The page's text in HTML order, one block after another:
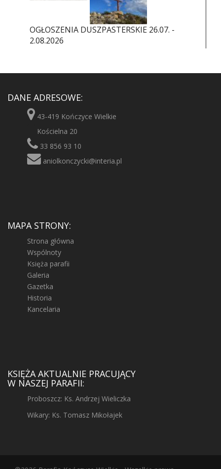
OGŁOSZENIA DUSZPASTERSKIE 26.07. -
2.08.2026
DANE ADRESOWE:
43-419 Kończyce Wielkie
Kościelna 20
33 856 93 10
aniolkonczycki@interia.pl
MAPA STRONY:
Strona główna
Wspólnoty
Księża parafii
Galeria
Gazetka
Historia
Kancelaria
KSIĘŻA AKTUALNIE PRACUJĄCY
W NASZEJ PARAFII:
Proboszcz: Ks. Andrzej Wieliczka
Wikary: Ks. Tomasz Mikołajek